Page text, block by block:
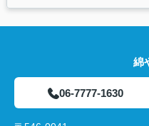
綿
06-7777-1630